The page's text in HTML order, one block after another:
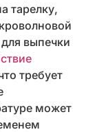
тарелку,
выпечки
требует
может